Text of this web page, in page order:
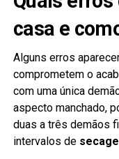
casa e
Alguns erros
comprometem o
com uma única
aspecto manchado,
duas a três demãos
intervalos de